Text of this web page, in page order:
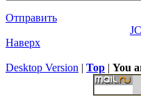
Отправить
Наверх
Desktop Version | Top | You